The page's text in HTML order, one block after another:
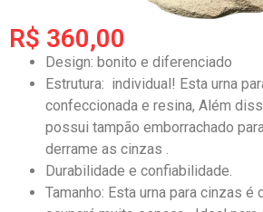
R$ 360,00
Design: bonito e diferenciado
Estrutura: individual! Esta urna
confeccionada e resina, Além
possui tampão emborrachado
derrame as cinzas .
Durabilidade e confiabilidade.
Tamanho: Esta urna para cinzas é